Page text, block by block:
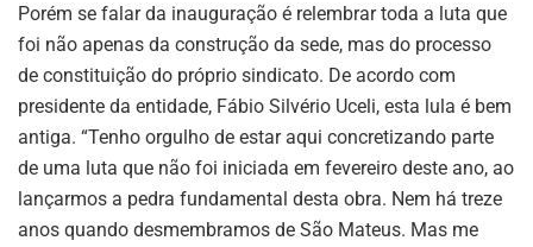
Porém se falar da inauguração é relembrar toda a luta que
foi não apenas da construção da sede, mas do processo
de constituição do próprio sindicato. De acordo com
presidente da entidade, Fábio Silvério Uceli, esta lula é bem
antiga. “Tenho orgulho de estar aqui concretizando parte
de uma luta que não foi iniciada em fevereiro deste ano, ao
lançarmos a pedra fundamental desta obra. Nem há treze
anos quando desmembramos de São Mateus. Mas me